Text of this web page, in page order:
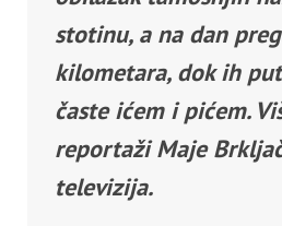
stotinu, a na dan
kilometara, dok ih
časte ićem i pićem.
reportaži Maje
televizija.